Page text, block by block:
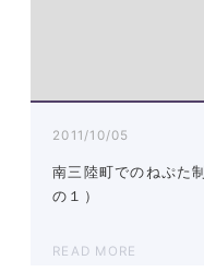
2011/10/05
南三陸町でのねぷた
の１）
READ MORE